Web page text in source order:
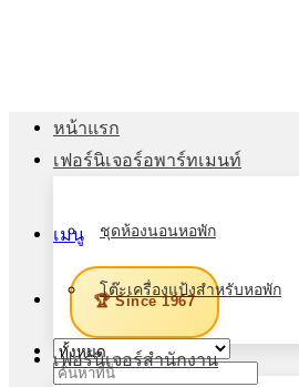
เมนู
🏆 Since 1967
ค้นหา:
หน้าแรก
เฟอร์นิเจอร์อพาร์ทเมนท์
ชุดห้องนอนหอพัก
โต๊ะเครื่องแป้งสำหรับหอพัก
เฟอร์นิเจอร์สำนักงาน